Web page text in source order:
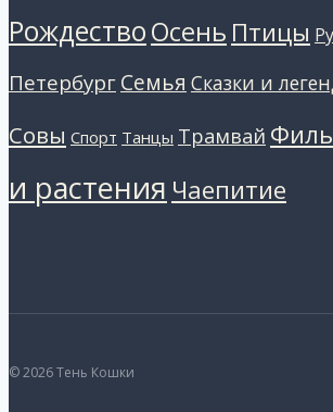
РождествоОсень Птицы
ПетербургСемья Сказки и
Совы Спорт Танцы Трамвай
и растения Чаепитие
© 2026 Тень Кошки